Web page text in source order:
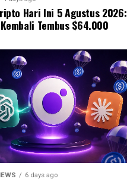
Hari Ini 5 Agustus 2026:
Tembus $64.000
6 days ago